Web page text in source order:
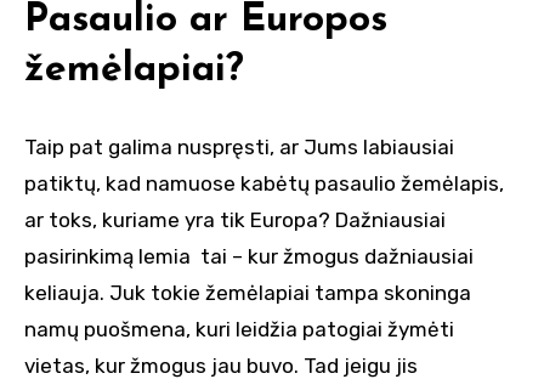
Pasaulio ar Europos
žemėlapiai?
Taip pat galima nuspręsti, ar Jums labiausiai
patiktų, kad namuose kabėtų pasaulio žemėlapis,
ar toks, kuriame yra tik Europa? Dažniausiai
pasirinkimą lemia tai – kur žmogus dažniausiai
keliauja. Juk tokie žemėlapiai tampa skoninga
namų puošmena, kuri leidžia patogiai žymėti
vietas, kur žmogus jau buvo. Tad jeigu jis